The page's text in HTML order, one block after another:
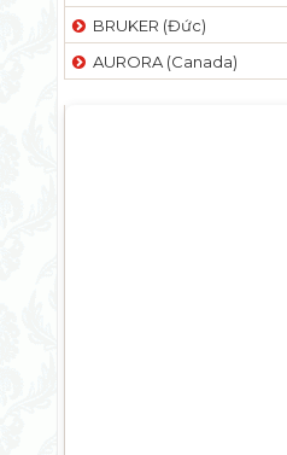
BRUKER (Đức)
AURORA (Canada)